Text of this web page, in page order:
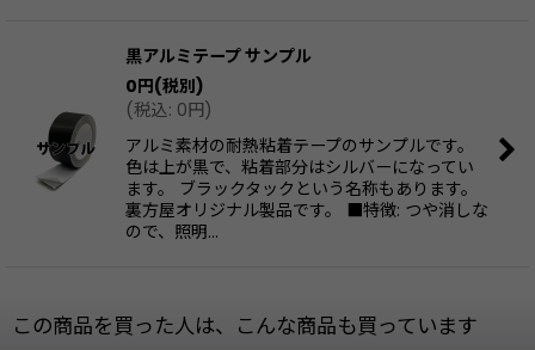
黒アルミテープ サンプル
0円(税別)
(税込: 0円)
アルミ素材の耐熱粘着テープのサンプルです。
色は上が黒で、粘着部分はシルバーになってい
ます。 ブラックタックという名称もあります。
裏方屋オリジナル製品です。 ■特徴: つや消しな
ので、照明…
この商品を買った人は、こんな商品も買っています